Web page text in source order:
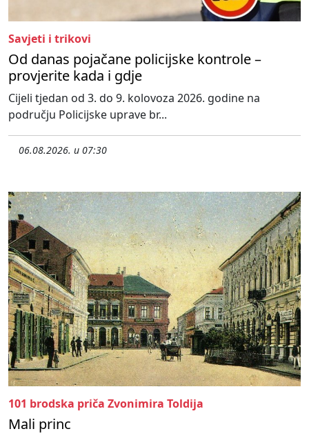
Savjeti i trikovi
Od danas pojačane policijske kontrole –
provjerite kada i gdje
Cijeli tjedan od 3. do 9. kolovoza 2026. godine na
području Policijske uprave br...
06.08.2026. u 07:30
101 brodska priča Zvonimira Toldija
Mali princ